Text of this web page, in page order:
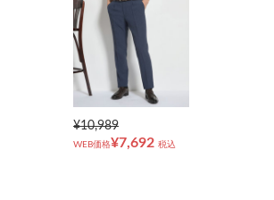
¥10,989
WEB価格¥7,692 税込